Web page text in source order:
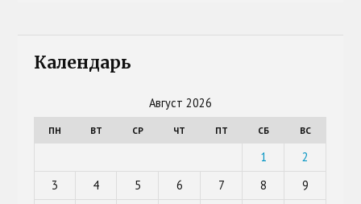
Календарь
Август 2026
ПН ВТ СР ЧТ ПТ СБ ВС
1
2
3
4 5 6 7 8
9